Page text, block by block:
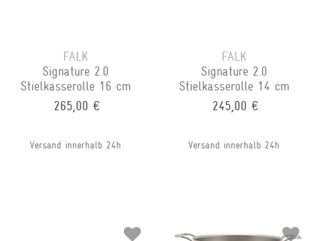
FALK
Signature 2.0
Stielkasserolle 16 cm
265,00 €
Versand innerhalb 24h
FALK
Signature 2.0
Stielkasserolle 14 cm
245,00 €
Versand innerhalb 24h